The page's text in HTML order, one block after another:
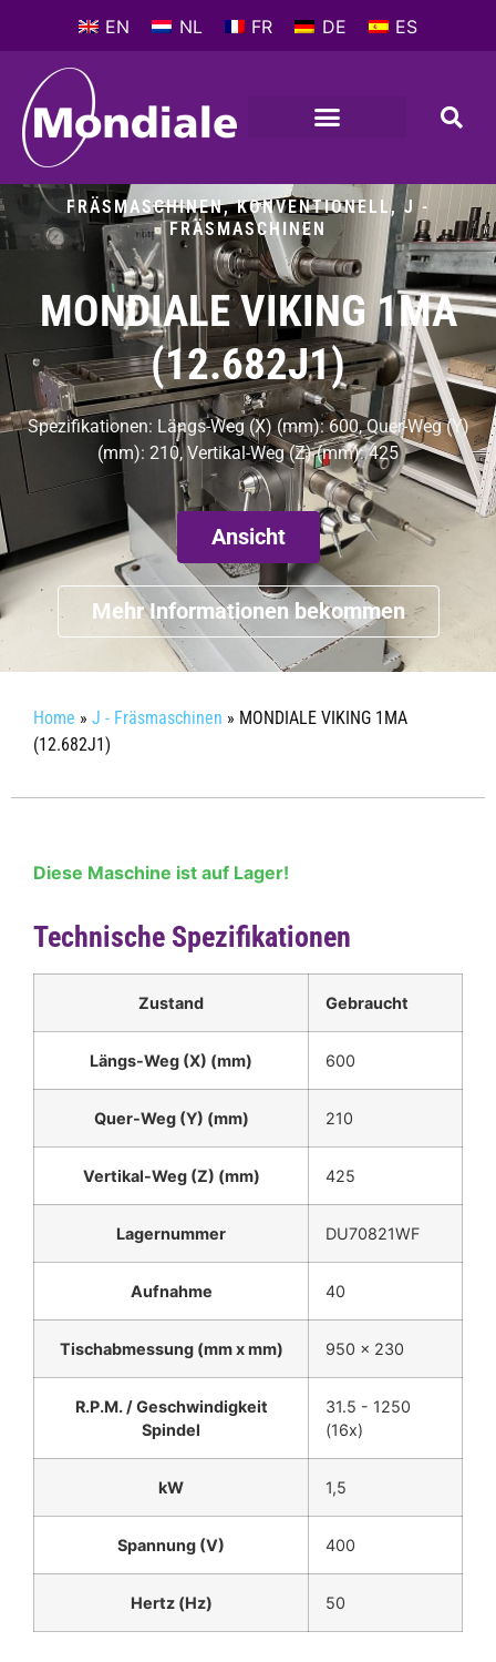
EN NL FR DE ES
FRÄSMASCHINEN, KONVENTIONELL, J -
FRÄSMASCHINEN
MONDIALE VIKING 1MA
(12.682J1)
Spezifikationen: Längs-Weg (X) (mm): 600, Quer-Weg (Y)
(mm): 210, Vertikal-Weg (Z) (mm): 425
Ansicht
Mehr Informationen bekommen
Home » J - Fräsmaschinen » MONDIALE VIKING 1MA
(12.682J1)
Diese Maschine ist auf Lager!
Technische Spezifikationen
Zustand Gebraucht
Längs-Weg (X) (mm) 600
Quer-Weg (Y) (mm) 210
Vertikal-Weg (Z) (mm) 425
Lagernummer DU70821WF
Aufnahme 40
Tischabmessung (mm x mm) 950 x 230
R.P.M. / Geschwindigkeit
Spindel
31.5 - 1250
(16x)
kW 1,5
Spannung (V) 400
Hertz (Hz) 50